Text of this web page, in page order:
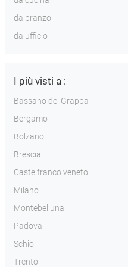
da pranzo
da ufficio
I più visti a :
Bassano del Grappa
Bergamo
Bolzano
Brescia
Castelfranco veneto
Milano
Montebelluna
Padova
Schio
Trento